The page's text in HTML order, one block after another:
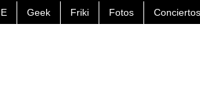
Geek Friki Fotos Conciertos